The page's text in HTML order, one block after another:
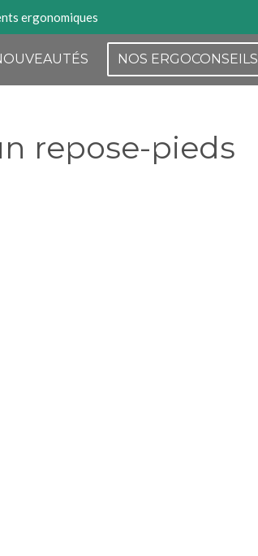
ergonomiques
NOS ERGOCONSEILS
repose-pieds